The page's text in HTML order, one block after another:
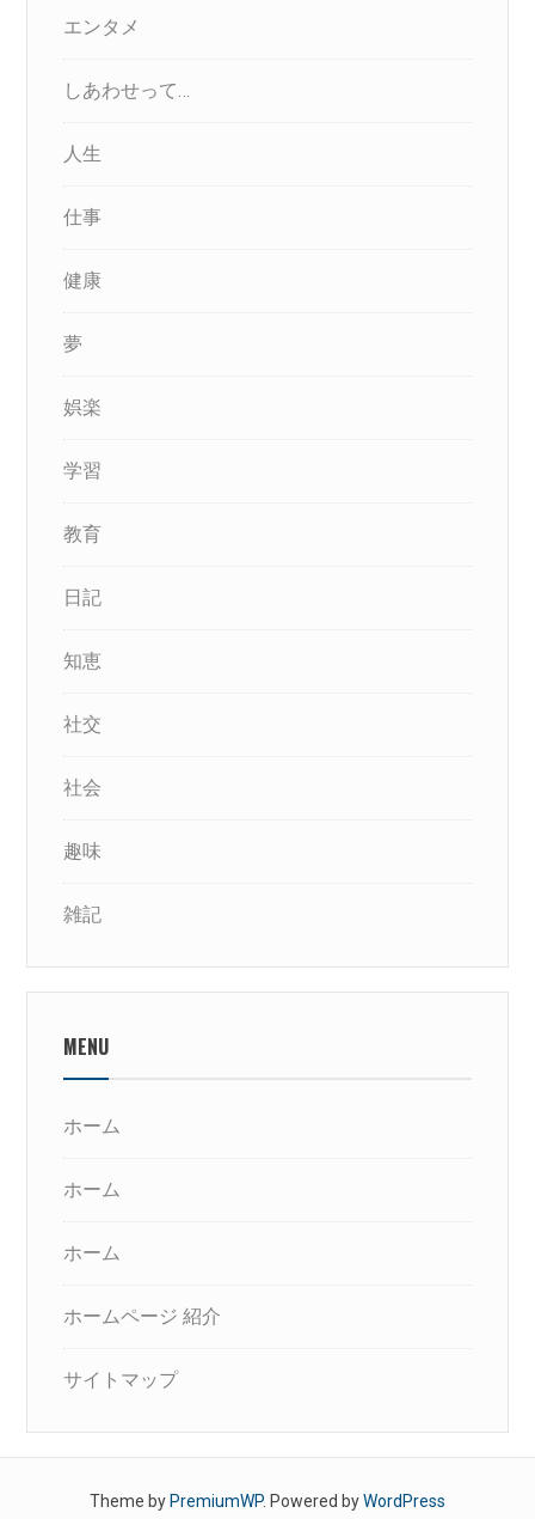
エンタメ
しあわせって…
人生
仕事
健康
夢
娯楽
学習
教育
日記
知恵
社交
社会
趣味
雑記
MENU
ホーム
ホーム
ホーム
ホームページ 紹介
サイトマップ
Theme by PremiumWP. Powered byWordPress